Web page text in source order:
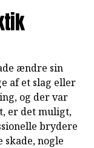
ændre sin
af et slag eller
og der var
er det muligt,
brydere
nogle